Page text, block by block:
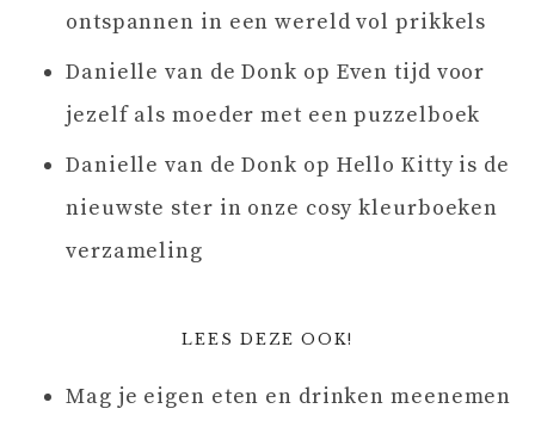
ontspannen in een wereld vol prikkels
Danielle van de Donk op Even tijd voor
jezelf als moeder met een puzzelboek
Danielle van de Donk op Hello Kitty is de
nieuwste ster in onze cosy kleurboeken
verzameling
LEES DEZE OOK!
Mag je eigen eten en drinken meenemen